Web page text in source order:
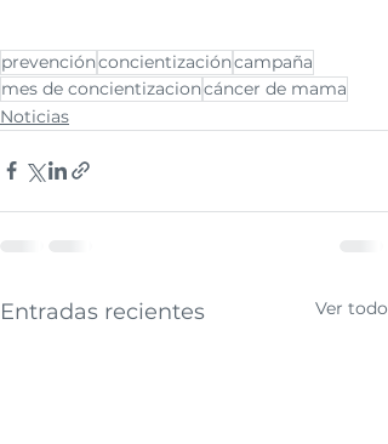
prevenciónconcientizacióncampaña
mes de concientizacioncáncer de mama
Noticias
Entradas recientes Ver todo